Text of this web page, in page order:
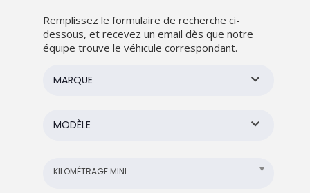
Remplissez le formulaire de recherche ci-
dessous, et recevez un email dès que notre
équipe trouve le véhicule correspondant.
MARQUE
MODÈLE
KILOMÉTRAGE MINI